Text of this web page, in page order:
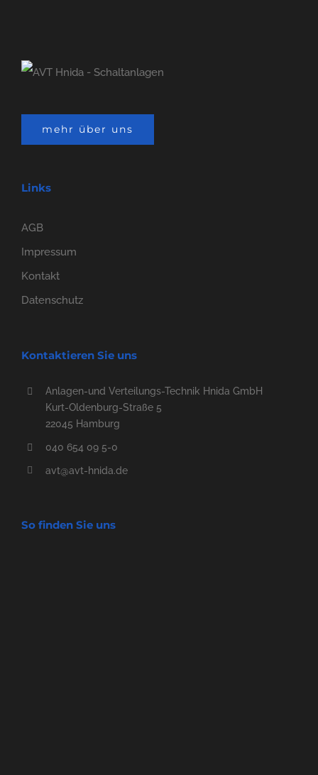
mehr über uns
Links
AGB
Impressum
Kontakt
Datenschutz
Kontaktieren Sie uns
Anlagen-und Verteilungs-Technik Hnida GmbH
Kurt-Oldenburg-Straße 5
22045 Hamburg
040 654 09 5-0
avt@avt-hnida.de
So finden Sie uns